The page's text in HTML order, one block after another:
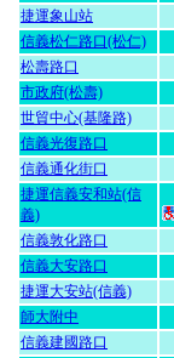
捷運象山站
信義松仁路口(松仁)
松壽路口
市政府(松壽)
世貿中心(基隆路)
信義光復路口
信義通化街口
捷運信義安和站(信
義)
信義敦化路口
信義大安路口
捷運大安站(信義)
師大附中
信義建國路口